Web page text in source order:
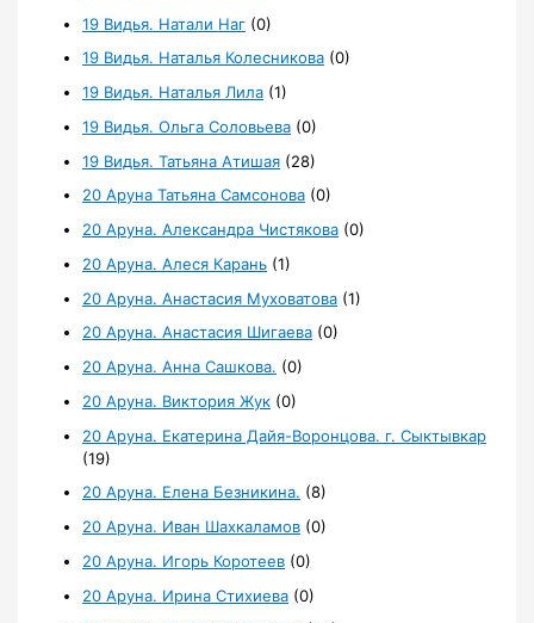
19 Видья. Натали Наг (0)
19 Видья. Наталья Колесникова (0)
19 Видья. Наталья Лила (1)
19 Видья. Ольга Соловьева (0)
19 Видья. Татьяна Атишая (28)
20 Аруна Татьяна Самсонова (0)
20 Аруна. Александра Чистякова (0)
20 Аруна. Алеся Карань (1)
20 Аруна. Анастасия Муховатова (1)
20 Аруна. Анастасия Шигаева (0)
20 Аруна. Анна Сашкова. (0)
20 Аруна. Виктория Жук (0)
20 Аруна. Екатерина Дайя-Воронцова. г. Сыктывкар
(19)
20 Аруна. Елена Безникина. (8)
20 Аруна. Иван Шахкаламов (0)
20 Аруна. Игорь Коротеев (0)
20 Аруна. Ирина Стихиева (0)